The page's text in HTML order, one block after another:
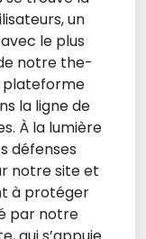
un
le plus
notre the-
plateforme
la ligne de
À la lumière
défenses
notre site et
à protéger
par notre